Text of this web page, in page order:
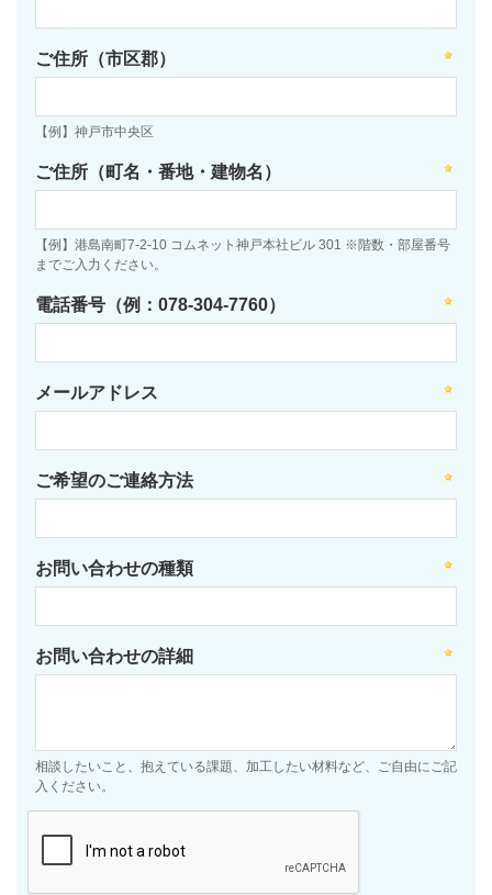
ご住所（市区郡）
【例】神戸市中央区
ご住所（町名・番地・建物名）
【例】港島南町7-2-10 コムネット神戸本社ビル 301 ※階数・部屋番号
までご入力ください。
電話番号（例：078-304-7760）
メールアドレス
ご希望のご連絡方法
お問い合わせの種類
お問い合わせの詳細
相談したいこと、抱えている課題、加工したい材料など、ご自由にご記
入ください。